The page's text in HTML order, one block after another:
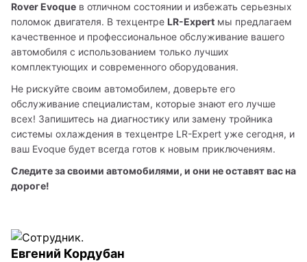
Rover Evoque в отличном состоянии и избежать серьезных
поломок двигателя. В техцентре LR-Expert мы предлагаем
качественное и профессиональное обслуживание вашего
автомобиля с использованием только лучших
комплектующих и современного оборудования.
Не рискуйте своим автомобилем, доверьте его
обслуживание специалистам, которые знают его лучше
всех! Запишитесь на диагностику или замену тройника
системы охлаждения в техцентре LR-Expert уже сегодня, и
ваш Evoque будет всегда готов к новым приключениям.
Следите за своими автомобилями, и они не оставят вас на
дороге!
Евгений Кордубан